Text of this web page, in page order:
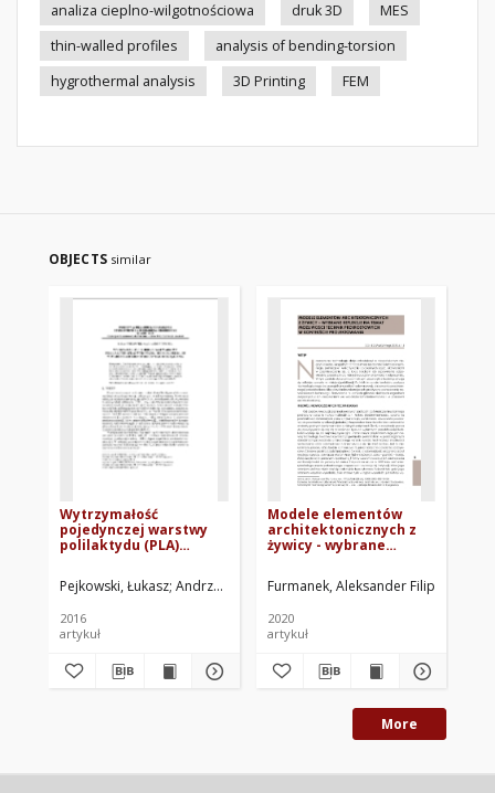
analiza cieplno-wilgotnościowa
druk 3D
MES
thin-walled profiles
analysis of bending-torsion
hygrothermal analysis
3D Printing FEM
OBJECTS similar
Wytrzymałość
pojedynczej warstwy
polilaktydu (PLA)
druku 3D w warunkach
monotonicznego
Pejkowski, Łukasz Andrzejewska, Angela Mroziński, Stanisław. Red.
2016
artykuł
Modele elementów
architektonicznych z
żywicy - wybrane
możliwości technik
przyrostowych w
projektowania
Furmanek, Aleksander Filip
2020
artykuł
More